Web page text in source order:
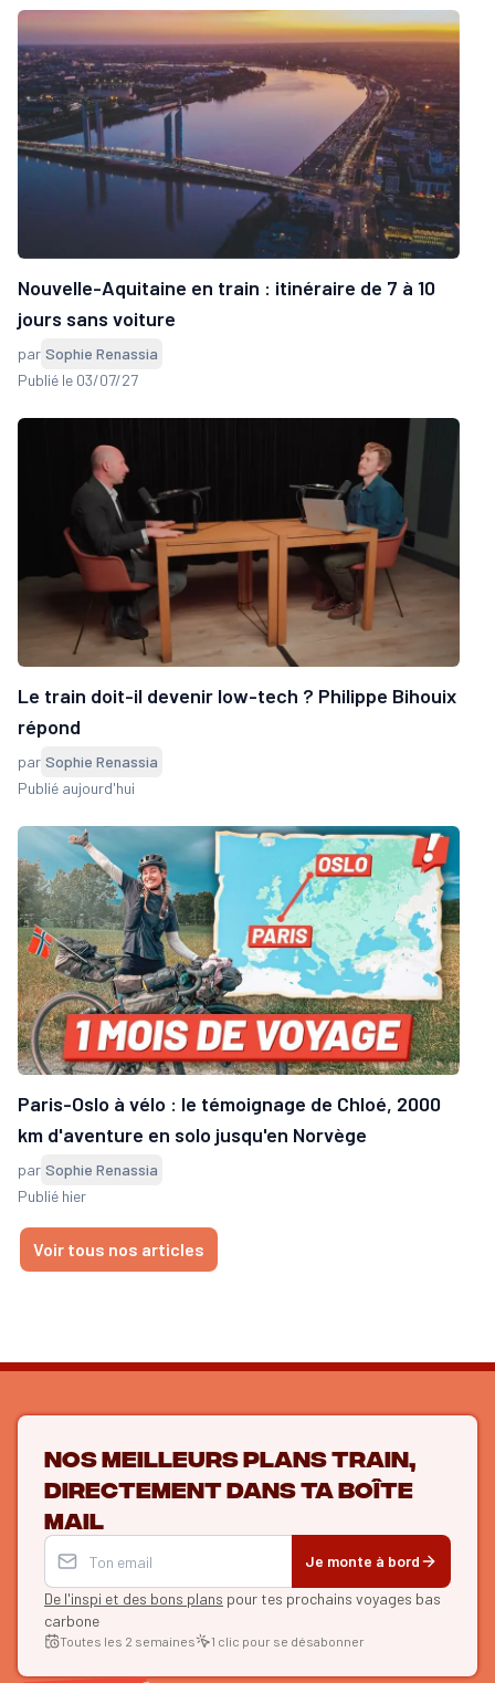
Nouvelle-Aquitaine en train : itinéraire de 7 à 10
jours sans voiture
par Sophie Renassia
Publié le 03/07/27
Le train doit-il devenir low-tech ? Philippe Bihouix
répond
par Sophie Renassia
Publié aujourd'hui
Paris-Oslo à vélo : le témoignage de Chloé, 2000
km d'aventure en solo jusqu'en Norvège
par Sophie Renassia
Publié hier
Voir tous nos articles
Nos meilleurs plans train,
directement dans ta boîte
mail
Je monte à bord
De l'inspi et des bons plans pour tes prochains voyages bas
carbone
Toutes les 2 semaines 1 clic pour se désabonner